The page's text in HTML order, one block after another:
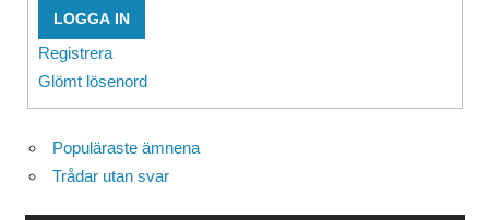
LOGGA IN
Registrera
Glömt lösenord
Populäraste ämnena
Trådar utan svar